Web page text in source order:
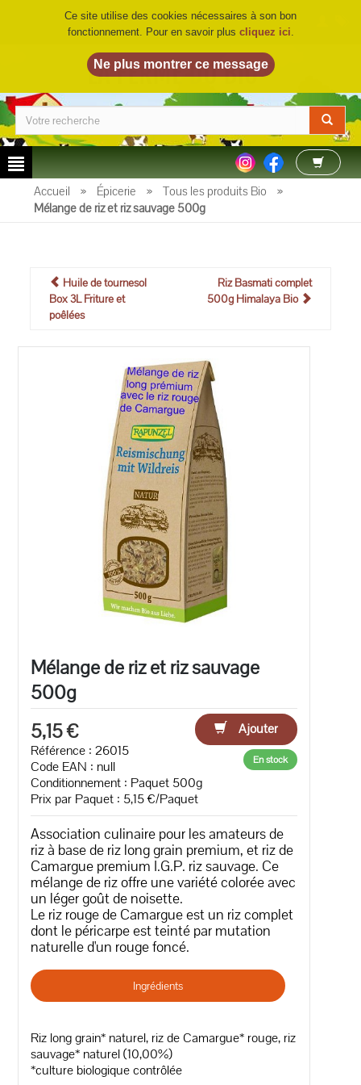
LA FERME DU BIO©
Accueil » Épicerie » Tous les produits Bio
»
Mélange de riz et riz sauvage 500g
Huile de tournesol
Box 3L Friture et
poêlées
Riz Basmati complet
500g Himalaya Bio
Mélange de riz et riz sauvage
500g
5,15 €
Ajouter
Référence : 26015
Code EAN : null
Conditionnement : Paquet 500g
Prix par Paquet : 5,15 €/Paquet
En stock
Association culinaire pour les amateurs de
riz à base de riz long grain premium, et riz de
Camargue premium I.G.P. riz sauvage. Ce
mélange de riz offre une variété colorée avec
un léger goût de noisette.
Le riz rouge de Camargue est un riz complet
dont le péricarpe est teinté par mutation
naturelle d'un rouge foncé.
Ingrédients
Riz long grain* naturel, riz de Camargue* rouge, riz
sauvage* naturel (10,00%)
*culture biologique contrôlée
Ce site utilise des cookies nécessaires à son bon
fonctionnement. Pour en savoir plus cliquez ici.